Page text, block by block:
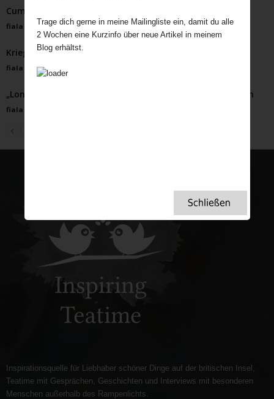
Cumberland Rum Nicky
fiala Januar 19, 2026
Kriegsweihnacht in Großbritannien
fiala Dezember 6, 2022
„Londons Gestank und seine nachhaltige Transformation
fiala
Inspirationsquelle für Liebhaber schöner Dinge auf der britischen Insel,
Teatime mit Gesprächen, Geschichten und Interviews mit besonderen
Menschen außerhalb des Rampenlichts.
Trage dich gerne in meine Mailingliste ein, damit du alle
2 Wochen eine Kurzinfo über neue Artikel in meinem
Blog erhältst.